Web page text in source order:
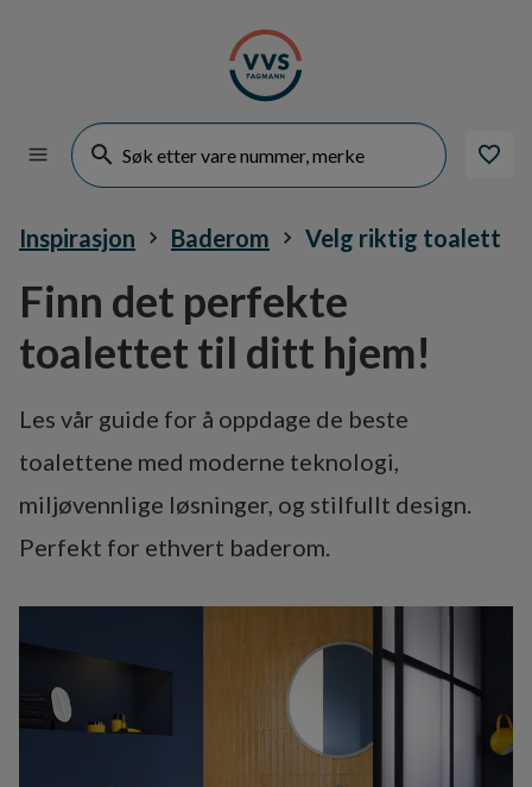
Inspirasjon Baderom Velg riktig toalett
Finn det perfekte
toalettet til ditt hjem!
Les vår guide for å oppdage de beste
toalettene med moderne teknologi,
miljøvennlige løsninger, og stilfullt design.
Perfekt for ethvert baderom.